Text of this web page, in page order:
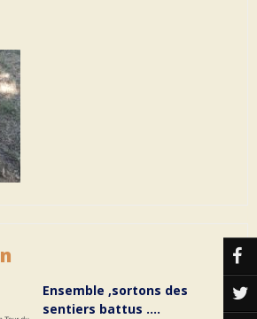
Ensemble ,sortons des
sentiers battus ….